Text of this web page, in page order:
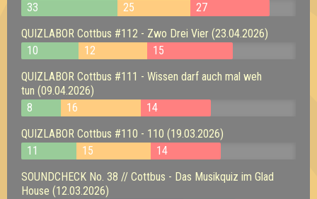
33
25
27
QUIZLABOR Cottbus #112 - Zwo Drei Vier (23.04.2026)
10
12
15
QUIZLABOR Cottbus #111 - Wissen darf auch mal weh
tun (09.04.2026)
8
16
14
QUIZLABOR Cottbus #110 - 110 (19.03.2026)
11
15
14
SOUNDCHECK No. 38 // Cottbus - Das Musikquiz im Glad
House (12.03.2026)